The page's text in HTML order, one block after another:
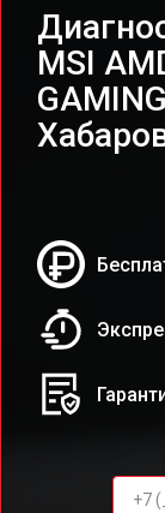
MSI